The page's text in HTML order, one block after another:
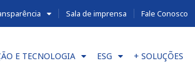
Sala de imprensa Fale Conosco
E TECNOLOGIA ESG + SOLUÇÕES